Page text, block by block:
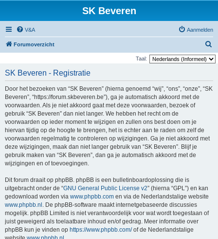
SK Beveren
V&A Aanmelden
Forumoverzicht
o
Taal:
SK Beveren - Registratie
Door het bezoeken van “SK Beveren” (hierna genoemd “wij”, “ons”, “onze”, “SK
Beveren”, “https://forum.skbeveren.be”), ga je automatisch akkoord met de
voorwaarden. Als je niet akkoord gaat met deze voorwaarden, bezoek of
gebruik “SK Beveren” dan niet langer. We hebben het recht om de
voorwaarden op ieder moment te wijzigen en zullen ons best doen om je
hiervan tijdig op de hoogte te brengen, het is echter aan te raden om zelf de
voorwaarden regelmatig te controleren op wijzigingen. Ga je niet akkoord met
deze wijzigingen, maak dan niet langer gebruik van “SK Beveren”. Blijf je
gebruik maken van “SK Beveren”, dan ga je automatisch akkoord met de
wijzigingen en of toevoegingen.
Dit forum draait op phpBB. phpBB is een bulletinboardoplossing die is
uitgebracht onder de “GNU General Public License v2” (hierna “GPL”) en kan
gedownload worden via www.phpbb.com en via de Nederlandstalige website
www.phpbb.nl . De phpBB-software maakt internetgebaseerde discussies
mogelijk. phpBB Limited is niet verantwoordelijk voor wat wordt toegestaan of
juist geweigerd als toelaatbare inhoud en/of gedrag. Meer informatie over
phpBB kun je vinden op https://www.phpbb.com/of de Nederlandstalige